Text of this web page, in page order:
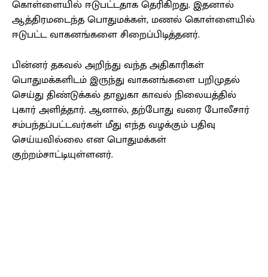
கொள்ளையில் ஈடுபட்டதாக தெரிகிறது. இதனால்
ஆத்திரமடைந்த பொதுமக்கள், மணல் கொள்ளையில்
ஈடுபட்ட வாகனங்களை சிறைப்பிடித்தனர்.
பின்னர் தகவல் அறிந்து வந்த அதிகாரிகள்
பொதுமக்களிடம் இருந்து வாகனங்களை பறிமுதல்
செய்து திண்டுக்கல் தாலுகா காவல் நிலையத்தில்
புகார் அளித்தார். ஆனால், தற்போது வரை போலீசார்
சம்பந்தப்பட்டவர்கள் மீது எந்த வழக்கும் பதிவு
செய்யவில்லை என பொதுமக்கள்
குற்றம்சாட்டியுள்ளனர்.